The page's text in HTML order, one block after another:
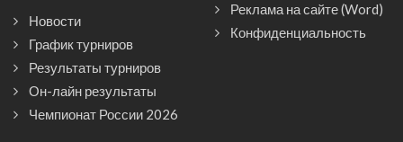
Новости
График турниров
Результаты турниров
Он-лайн результаты
Чемпионат России 2026
Реклама на сайте (Word)
Конфиденциальность